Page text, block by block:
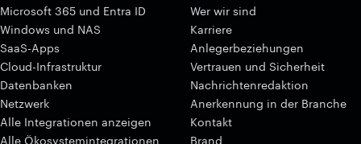
Microsoft 365 und Entra ID
Windows und NAS
SaaS-Apps
Cloud-Infrastruktur
Datenbanken
Netzwerk
Alle Integrationen anzeigen
Alle Ökosystemintegrationen
Wer wir sind
Karriere
Anlegerbeziehungen
Vertrauen und Sicherheit
Nachrichtenredaktion
Anerkennung in der Branche
Kontakt
Brand